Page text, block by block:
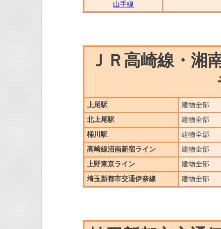
山手線
ＪＲ高崎線・湘
上尾駅
建物全部
北上尾駅
建物全部
桶川駅
建物全部
高崎線沼南新宿ライン
建物全部
上野東京ライン
建物全部
埼玉新都市交通伊奈線
建物全部